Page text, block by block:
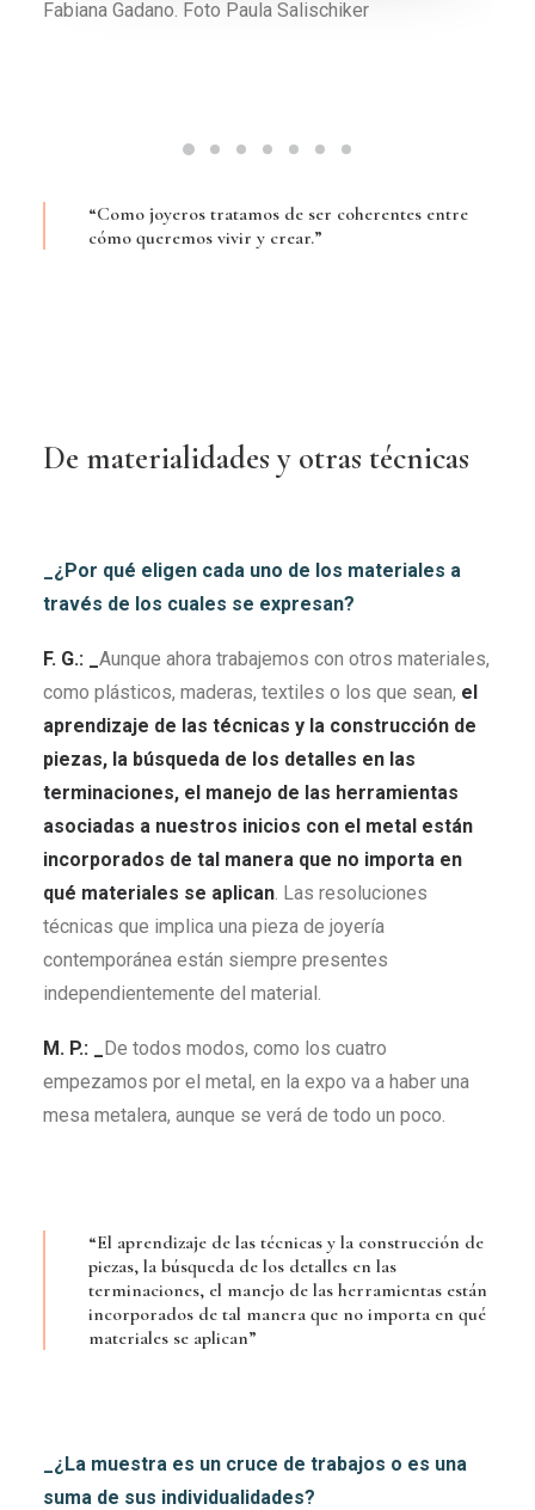
Sitiados, broche hecho con plástico PET reciclado de
“Como joyeros tratamos de ser coherentes entre
cómo queremos vivir y crear.”
De materialidades y otras técnicas
_¿Por qué eligen cada uno de los materiales a
través de los cuales se expresan?
F. G.: _ Aunque ahora trabajemos con otros materiales,
como plásticos, maderas, textiles o los que sean, el
aprendizaje de las técnicas y la construcción de
piezas, la búsqueda de los detalles en las
terminaciones, el manejo de las herramientas
asociadas a nuestros inicios con el metal están
incorporados de tal manera que no importa en
qué materiales se aplican. Las resoluciones
técnicas que implica una pieza de joyería
contemporánea están siempre presentes
independientemente del material.
M. P.: _ De todos modos, como los cuatro
empezamos por el metal, en la expo va a haber una
mesa metalera, aunque se verá de todo un poco.
“El aprendizaje de las técnicas y la construcción de
piezas, la búsqueda de los detalles en las
terminaciones, el manejo de las herramientas están
incorporados de tal manera que no importa en qué
materiales se aplican”
_¿La muestra es un cruce de trabajos o es una
suma de sus individualidades?